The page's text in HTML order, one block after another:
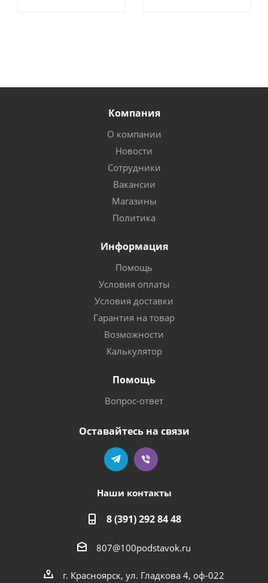
Компания
О компании
Новости
Сотрудники
Вакансии
Магазины
Политика
Информация
Помощь
Условия оплаты
Условия доставки
Гарантия на товар
Возможности
Калькулятор
Помощь
Вопрос-ответ
Оставайтесь на связи
Наши контакты
8 (391) 292 84 48
807@100podstavok.ru
г. Красноярск, ул. Гладкова 4, оф-022